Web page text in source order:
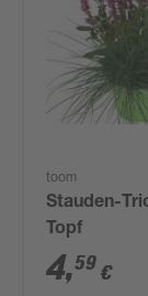
toom
Stauden-
Topf
4,59 €